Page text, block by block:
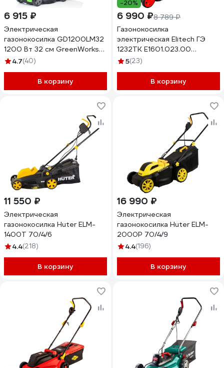
6 915 ₽
Электрическая
газонокосилка GD1200LM32
1200 Вт 32 см GreenWorks
2517807
4.7(40)
В корзину
-20%
6 990 ₽8 789 ₽
Газонокосилка
электрическая Elitech ГЭ
1232ТK E1601.023.00
205489
5(23)
В корзину
11 550 ₽
Электрическая
газонокосилка Huter ELM-
1400Т 70/4/6
4.4(218)
В корзину
16 990 ₽
Электрическая
газонокосилка Huter ELM-
2000P 70/4/9
4.4(196)
В корзину